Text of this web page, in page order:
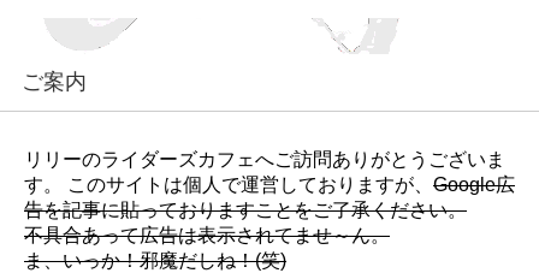
ご案内
リリーのライダーズカフェへご訪問ありがとうございま
す。 このサイトは個人で運営しておりますが、 Google広
告を記事に貼っておりますことをご了承ください。
不具合あって広告は表示されてませ～ん。
ま、いっか！邪魔だしね！(笑)